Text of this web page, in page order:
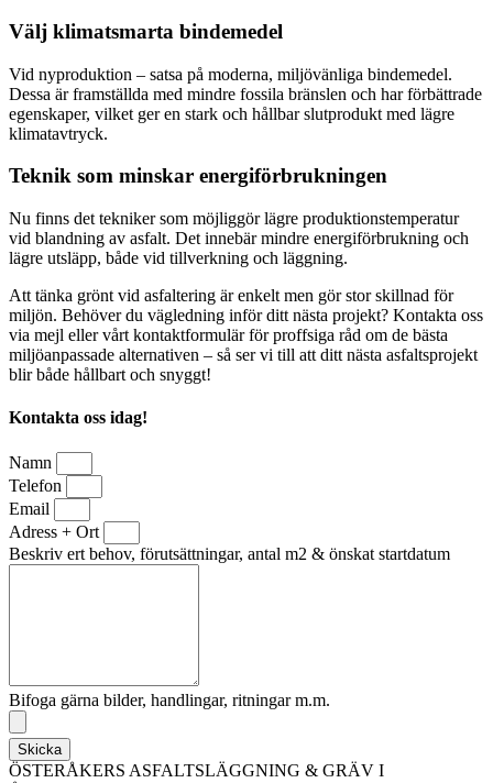
Välj klimatsmarta bindemedel
Vid nyproduktion – satsa på moderna, miljövänliga bindemedel.
Dessa är framställda med mindre fossila bränslen och har förbättrade
egenskaper, vilket ger en stark och hållbar slutprodukt med lägre
klimatavtryck.
Teknik som minskar energiförbrukningen
Nu finns det tekniker som möjliggör lägre produktionstemperatur
vid blandning av asfalt. Det innebär mindre energiförbrukning och
lägre utsläpp, både vid tillverkning och läggning.
Att tänka grönt vid asfaltering är enkelt men gör stor skillnad för
miljön. Behöver du vägledning inför ditt nästa projekt? Kontakta oss
via mejl eller vårt kontaktformulär för proffsiga råd om de bästa
miljöanpassade alternativen – så ser vi till att ditt nästa asfaltsprojekt
blir både hållbart och snyggt!
Kontakta oss idag!
Namn
Telefon
Email
Adress + Ort
Beskriv ert behov, förutsättningar, antal m2 & önskat startdatum
Bifoga gärna bilder, handlingar, ritningar m.m.
Skicka
ÖSTERÅKERS ASFALTSLÄGGNING & GRÄV I